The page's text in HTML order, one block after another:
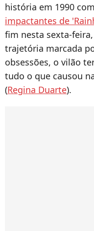
história em 1990
impactantes de
fim nesta sexta-
trajetória marcada
obsessões, o vilão
tudo o que causou
(Regina Duarte).